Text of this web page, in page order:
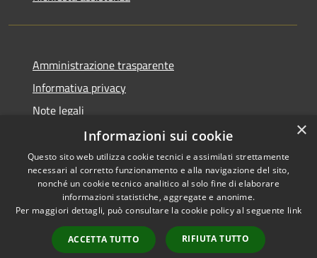
Amministrazione trasparente
Informativa privacy
Note legali
Dichiarazione di accessibilità
RSS
Accessibilità
Copyright © 2026 • Città di
Municipium•
Accesso
×
Informazioni sui cookie
Questo sito web utilizza cookie tecnici e assimilati strettamente
necessari al corretto funzionamento e alla navigazione del sito,
nonché un cookie tecnico analitico al solo fine di elaborare
informazioni statistiche, aggregate e anonime.
Per maggiori dettagli, può consultare la cookie policy al seguente link
ACCETTA TUTTO RIFIUTA TUTTO